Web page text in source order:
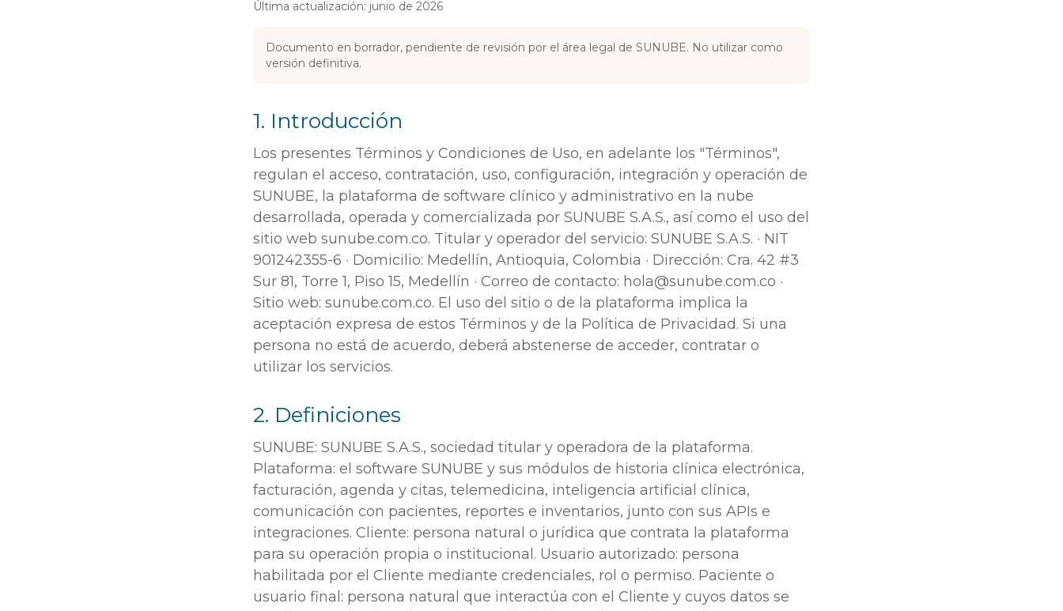
Última actualización: junio de 2026
Documento en borrador, pendiente de revisión por el área legal de SUNUBE. No utilizar como
versión definitiva.
1. Introducción
Los presentes Términos y Condiciones de Uso, en adelante los "Términos",
regulan el acceso, contratación, uso, configuración, integración y operación de
SUNUBE, la plataforma de software clínico y administrativo en la nube
desarrollada, operada y comercializada por SUNUBE S.A.S., así como el uso del
sitio web sunube.com.co. Titular y operador del servicio: SUNUBE S.A.S. · NIT
901242355-6 · Domicilio: Medellín, Antioquia, Colombia · Dirección: Cra. 42 #3
Sur 81, Torre 1, Piso 15, Medellín · Correo de contacto: hola@sunube.com.co ·
Sitio web: sunube.com.co. El uso del sitio o de la plataforma implica la
aceptación expresa de estos Términos y de la Política de Privacidad. Si una
persona no está de acuerdo, deberá abstenerse de acceder, contratar o
utilizar los servicios.
2. Definiciones
SUNUBE: SUNUBE S.A.S., sociedad titular y operadora de la plataforma.
Plataforma: el software SUNUBE y sus módulos de historia clínica electrónica,
facturación, agenda y citas, telemedicina, inteligencia artificial clínica,
comunicación con pacientes, reportes e inventarios, junto con sus APIs e
integraciones. Cliente: persona natural o jurídica que contrata la plataforma
para su operación propia o institucional. Usuario autorizado: persona
habilitada por el Cliente mediante credenciales, rol o permiso. Paciente o
usuario final: persona natural que interactúa con el Cliente y cuyos datos se